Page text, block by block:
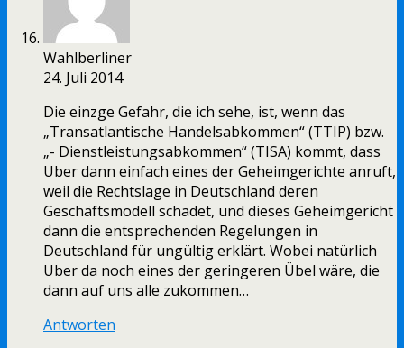
Wahlberliner
24. Juli 2014
Die einzge Gefahr, die ich sehe, ist, wenn das
„Transatlantische Handelsabkommen“ (TTIP) bzw.
„- Dienstleistungsabkommen“ (TISA) kommt, dass
Uber dann einfach eines der Geheimgerichte anruft,
weil die Rechtslage in Deutschland deren
Geschäftsmodell schadet, und dieses Geheimgericht
dann die entsprechenden Regelungen in
Deutschland für ungültig erklärt. Wobei natürlich
Uber da noch eines der geringeren Übel wäre, die
dann auf uns alle zukommen…
Antworten